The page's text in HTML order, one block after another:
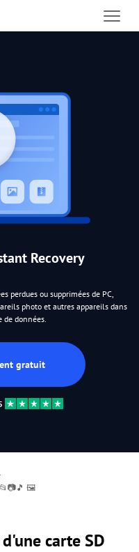
Recovery
perdues ou supprimées de PC,
photo et autres appareils dans
de données.
gratuit
📂📷🎵 🖼️
carte SD